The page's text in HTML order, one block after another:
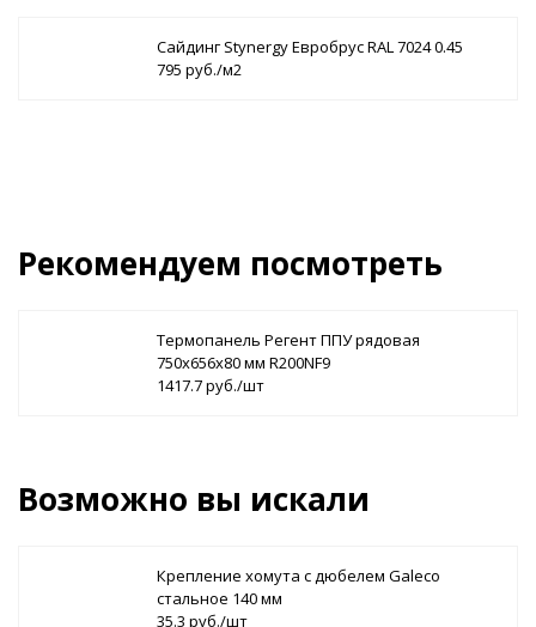
Сайдинг Stynergy Евробрус RAL 7024 0.45
795 руб./м2
Рекомендуем посмотреть
Термопанель Регент ППУ рядовая
750х656х80 мм R200NF9
1417.7 руб./шт
Возможно вы искали
Крепление хомута с дюбелем Galeco
стальное 140 мм
35.3 руб./шт